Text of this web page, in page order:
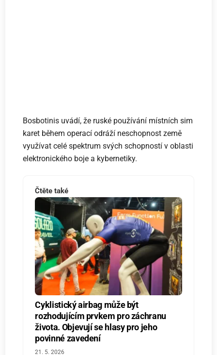
Bosbotinis uvádí, že ruské používání místních sim
karet během operací odráží neschopnost země
využívat celé spektrum svých schopností v oblasti
elektronického boje a kybernetiky.
Čtěte také
Cyklistický airbag může být
rozhodujícím prvkem pro záchranu
života. Objevují se hlasy pro jeho
povinné zavedení
21. 5. 2026